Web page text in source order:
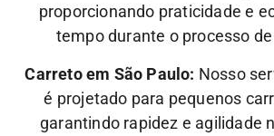
proporcionando praticidade e
tempo durante o processo
Carreto em São Paulo: Nosso
é projetado para pequenos
garantindo rapidez e agilidade